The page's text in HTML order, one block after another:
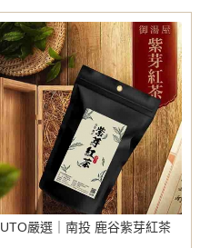
UTO嚴選｜南投 鹿谷紫芽紅茶